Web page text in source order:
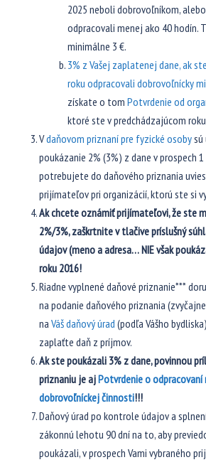
2025 neboli dobrovoľníkom,
odpracovali menej ako 40 hodín.
minimálne 3 €.
3% z Vašej zaplatenej dane, ak
roku odpracovali dobrovoľnícky
získate o tom Potvrdenie od
ktoré ste v predchádzajúcom
Vdaňovom priznaní pre fyzické osobysú
poukázanie 2% (3%) z dane v prospech
potrebujete do daňového priznania
prijímateľov pri organizácií, ktorú ste si
Ak chcete oznámiť prijímateľovi, že ste
2%/3%, zaškrtnite v tlačive príslušný
údajov (meno a adresa… NIE však
roku 2016!
Riadne vyplnené daňové priznanie***
na podanie daňového priznania
na Váš daňový úrad (podľa Vášho
zaplaťte daň z príjmov.
Ak ste poukázali 3% z dane, povinnou
priznaniu je ajPotvrdenie o
dobrovoľníckej činnosti!!!
Daňový úrad po kontrole údajov a
zákonnú lehotu 90 dní na to, aby
poukázali, v prospech Vami vybraného